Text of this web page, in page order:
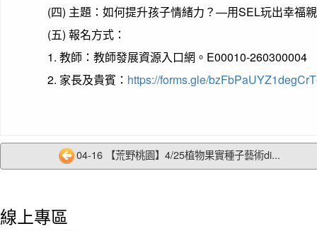
(四) 主題：如何提升孩子情緒力？—用SEL玩出幸福親
(五) 報名方式：
1. 教師：教師發展資源入口網。E00010-260300004
2. 家長及貴賓： https://forms.gle/
04-16 【荒野桃園】4/25植物果實種子藝術di...
線上專區